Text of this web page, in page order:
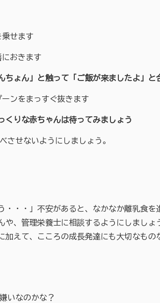
せます
おきます
」と触って「ご飯が来ましたよ」と
ンをまっすぐ抜きます
な赤ちゃんは待ってみましょう
せないようにしましょう。
・・」不安があると、なかなか離乳食を
、管理栄養士に相談するようにしましょ
えて、こころの成長発達にも大切なもの
いなのかな？